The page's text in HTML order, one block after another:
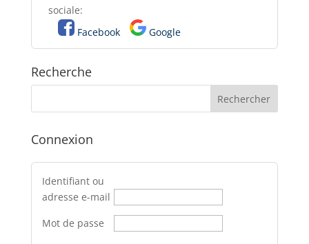
sociale:
Facebook
Google
Recherche
Connexion
Identifiant ou
adresse e-mail
Mot de passe